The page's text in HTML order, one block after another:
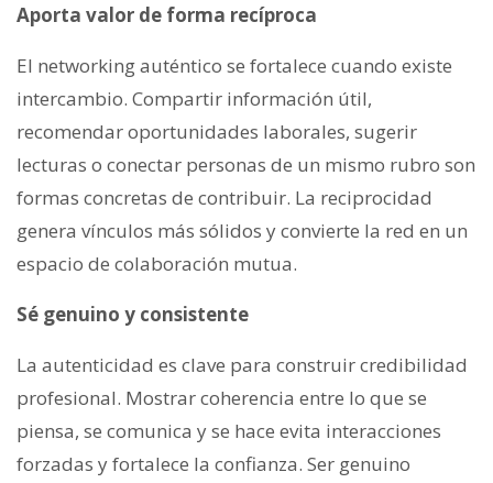
Aporta valor de forma recíproca
El networking auténtico se fortalece cuando existe
intercambio. Compartir información útil,
recomendar oportunidades laborales, sugerir
lecturas o conectar personas de un mismo rubro son
formas concretas de contribuir. La reciprocidad
genera vínculos más sólidos y convierte la red en un
espacio de colaboración mutua.
Sé genuino y consistente
La autenticidad es clave para construir credibilidad
profesional. Mostrar coherencia entre lo que se
piensa, se comunica y se hace evita interacciones
forzadas y fortalece la confianza. Ser genuino